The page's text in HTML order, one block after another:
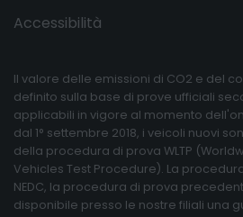
Accessibilità
Il valore delle emissioni di CO2 e del
definito sulla base di prove ufficiali
applicabili in vigore al momento
dal 1° settembre 2018, i veicoli nuovi
della procedura di prova WLTP
Vehicles Test Procedure). La
NEDC, la procedura di prova
disponibile presso le nostre filiali una